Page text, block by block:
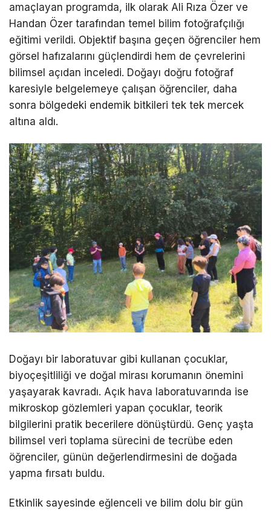
amaçlayan programda, ilk olarak Ali Rıza Özer ve
Handan Özer tarafından temel bilim fotoğrafçılığı
eğitimi verildi. Objektif başına geçen öğrenciler hem
görsel hafızalarını güçlendirdi hem de çevrelerini
bilimsel açıdan inceledi. Doğayı doğru fotoğraf
karesiyle belgelemeye çalışan öğrenciler, daha
sonra bölgedeki endemik bitkileri tek tek mercek
altına aldı.
Doğayı bir laboratuvar gibi kullanan çocuklar,
biyoçeşitliliği ve doğal mirası korumanın önemini
yaşayarak kavradı. Açık hava laboratuvarında ise
mikroskop gözlemleri yapan çocuklar, teorik
bilgilerini pratik becerilere dönüştürdü. Genç yaşta
bilimsel veri toplama sürecini de tecrübe eden
öğrenciler, günün değerlendirmesini de doğada
yapma fırsatı buldu.
Etkinlik sayesinde eğlenceli ve bilim dolu bir gün